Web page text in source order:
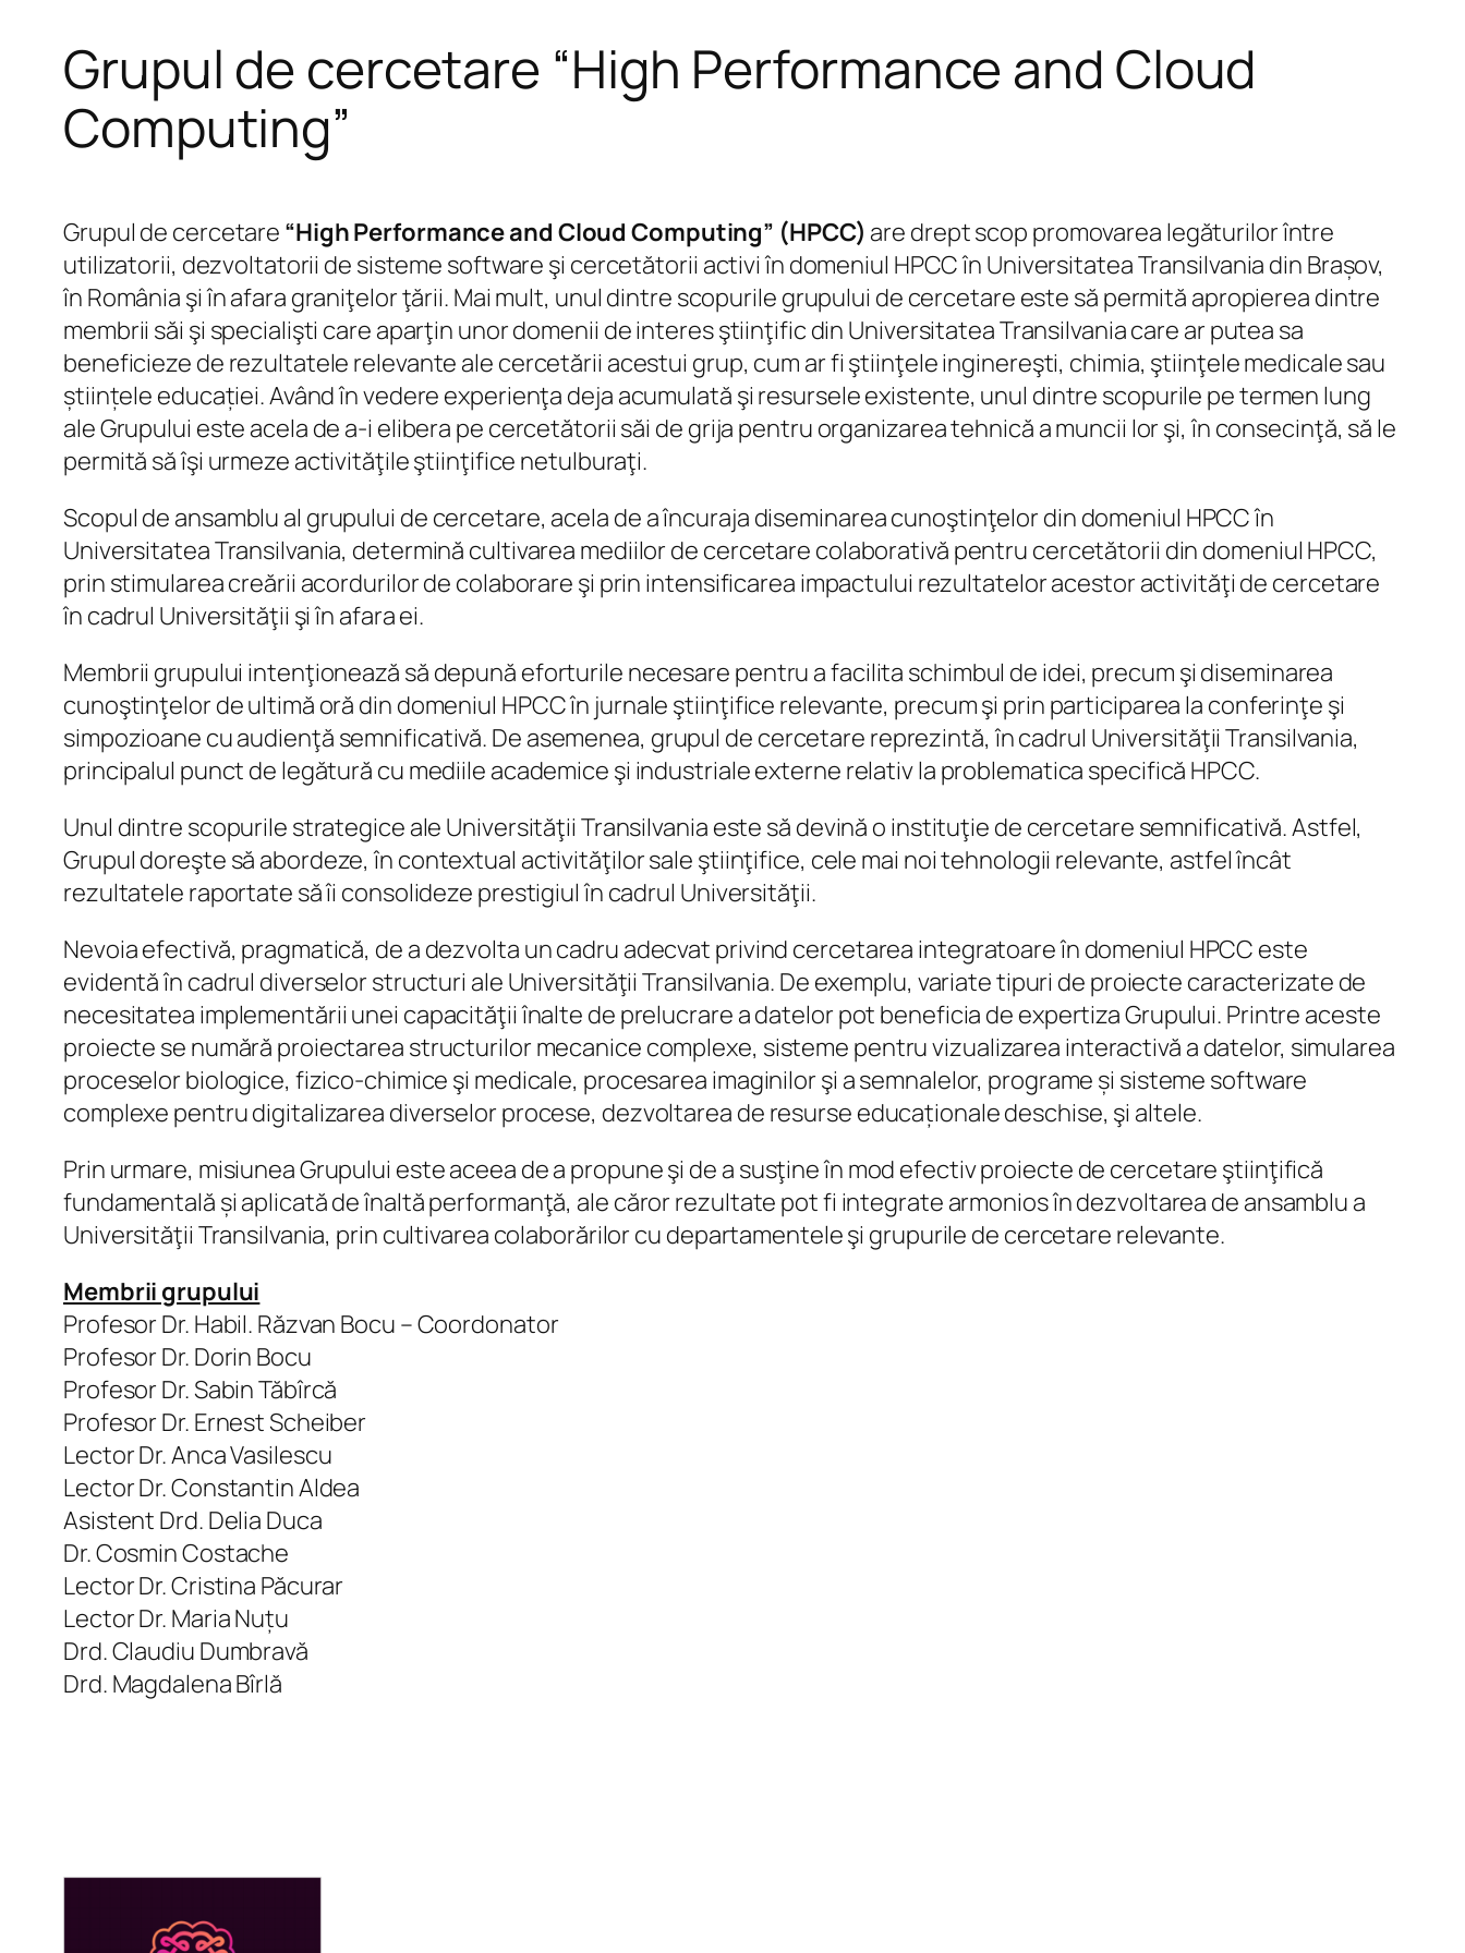
Grupul de cercetare “High Performance and Cloud
Computing”
Grupul de cercetare “High Performance and Cloud Computing” (HPCC) are drept scop promovarea legăturilor între
utilizatorii, dezvoltatorii de sisteme software şi cercetătorii activi în domeniul HPCC în Universitatea Transilvania din Brașov,
în România şi în afara graniţelor ţării. Mai mult, unul dintre scopurile grupului de cercetare este să permită apropierea dintre
membrii săi şi specialişti care aparţin unor domenii de interes ştiinţific din Universitatea Transilvania care ar putea sa
beneficieze de rezultatele relevante ale cercetării acestui grup, cum ar fi ştiinţele inginereşti, chimia, ştiinţele medicale sau
științele educației. Având în vedere experienţa deja acumulată şi resursele existente, unul dintre scopurile pe termen lung
ale Grupului este acela de a-i elibera pe cercetătorii săi de grija pentru organizarea tehnică a muncii lor şi, în consecinţă, să le
permită să îşi urmeze activităţile ştiinţifice netulburaţi.
Scopul de ansamblu al grupului de cercetare, acela de a încuraja diseminarea cunoştinţelor din domeniul HPCC în
Universitatea Transilvania, determină cultivarea mediilor de cercetare colaborativă pentru cercetătorii din domeniul HPCC,
prin stimularea creării acordurilor de colaborare şi prin intensificarea impactului rezultatelor acestor activităţi de cercetare
în cadrul Universităţii şi în afara ei.
Membrii grupului intenţionează să depună eforturile necesare pentru a facilita schimbul de idei, precum şi diseminarea
cunoştinţelor de ultimă oră din domeniul HPCC în jurnale ştiinţifice relevante, precum şi prin participarea la conferinţe şi
simpozioane cu audienţă semnificativă. De asemenea, grupul de cercetare reprezintă, în cadrul Universităţii Transilvania,
principalul punct de legătură cu mediile academice şi industriale externe relativ la problematica specifică HPCC.
Unul dintre scopurile strategice ale Universităţii Transilvania este să devină o instituţie de cercetare semnificativă. Astfel,
Grupul doreşte să abordeze, în contextual activităţilor sale ştiinţifice, cele mai noi tehnologii relevante, astfel încât
rezultatele raportate să îi consolideze prestigiul în cadrul Universităţii.
Nevoia efectivă, pragmatică, de a dezvolta un cadru adecvat privind cercetarea integratoare în domeniul HPCC este
evidentă în cadrul diverselor structuri ale Universităţii Transilvania. De exemplu, variate tipuri de proiecte caracterizate de
necesitatea implementării unei capacităţii înalte de prelucrare a datelor pot beneficia de expertiza Grupului. Printre aceste
proiecte se numără proiectarea structurilor mecanice complexe, sisteme pentru vizualizarea interactivă a datelor, simularea
proceselor biologice, fizico-chimice şi medicale, procesarea imaginilor şi a semnalelor, programe și sisteme software
complexe pentru digitalizarea diverselor procese, dezvoltarea de resurse educaționale deschise, şi altele.
Prin urmare, misiunea Grupului este aceea de a propune şi de a susţine în mod efectiv proiecte de cercetare ştiinţifică
fundamentală și aplicată de înaltă performanţă, ale căror rezultate pot fi integrate armonios în dezvoltarea de ansamblu a
Universităţii Transilvania, prin cultivarea colaborărilor cu departamentele şi grupurile de cercetare relevante.
Membrii grupului
Profesor Dr. Habil. Răzvan Bocu – Coordonator
Profesor Dr. Dorin Bocu
Profesor Dr. Sabin Tăbîrcă
Profesor Dr. Ernest Scheiber
Lector Dr. Anca Vasilescu
Lector Dr. Constantin Aldea
Asistent Drd. Delia Duca
Dr. Cosmin Costache
Lector Dr. Cristina Păcurar
Lector Dr. Maria Nuțu
Drd. Claudiu Dumbravă
Drd. Magdalena Bîrlă